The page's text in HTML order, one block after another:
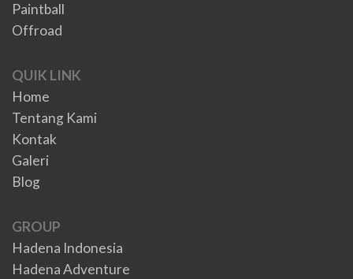
Paintball
Offroad
QUIK LINK
Home
Tentang Kami
Kontak
Galeri
Blog
GROUP
Hadena Indonesia
Hadena Adventure